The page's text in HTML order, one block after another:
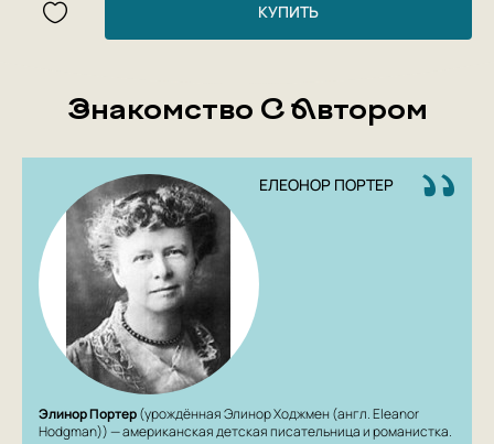
Author: Елеонор Портер
КУПИТЬ
Знакомство С Автором
ЕЛЕОНОР ПОРТЕР
Элинор Портер(урождённая Элинор Ходжмен (англ. Eleanor
Hodgman)) — американская детская писательница и романистка.